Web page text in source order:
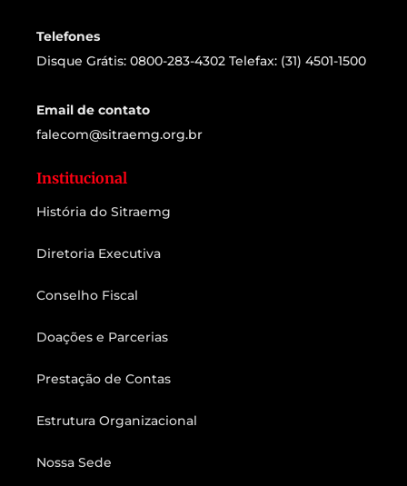
Telefones
Disque Grátis: 0800-283-4302 Telefax: (31) 4501-1500
Email de contato
falecom@sitraemg.org.br
Institucional
História do Sitraemg
Diretoria Executiva
Conselho Fiscal
Doações e Parcerias
Prestação de Contas
Estrutura Organizacional
Nossa Sede